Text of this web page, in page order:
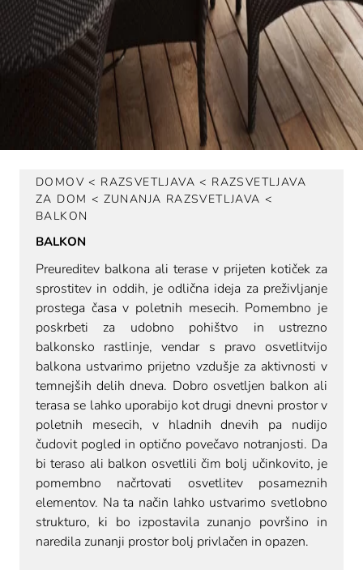
DOMOV < RAZSVETLJAVA < RAZSVETLJAVA
ZA DOM < ZUNANJA RAZSVETLJAVA <
BALKON
BALKON
Preureditev balkona ali terase v prijeten kotiček za
sprostitev in oddih, je odlična ideja za preživljanje
prostega časa v poletnih mesecih. Pomembno je
poskrbeti za udobno pohištvo in ustrezno
balkonsko rastlinje, vendar s pravo osvetlitvijo
balkona ustvarimo prijetno vzdušje za aktivnosti v
temnejših delih dneva. Dobro osvetljen balkon ali
terasa se lahko uporabijo kot drugi dnevni prostor v
poletnih mesecih, v hladnih dnevih pa nudijo
čudovit pogled in optično povečavo notranjosti. Da
bi teraso ali balkon osvetlili čim bolj učinkovito, je
pomembno načrtovati osvetlitev posameznih
elementov. Na ta način lahko ustvarimo svetlobno
strukturo, ki bo izpostavila zunanjo površino in
naredila zunanji prostor bolj privlačen in opazen.